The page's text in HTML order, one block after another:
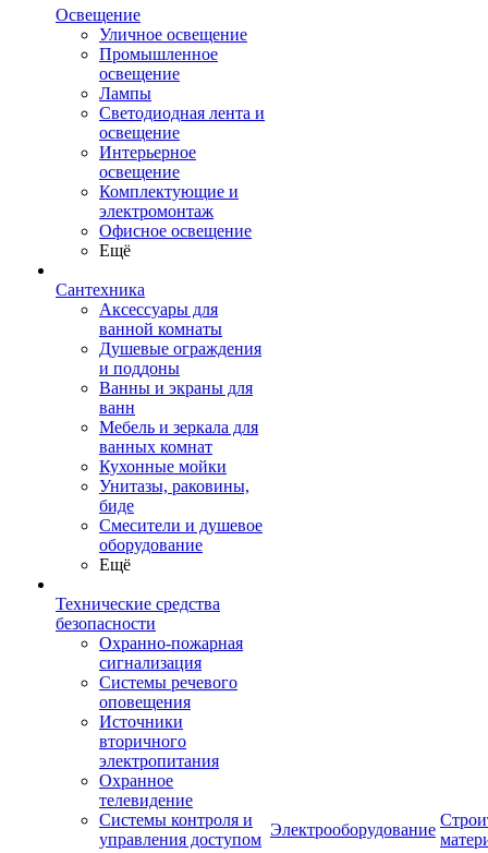
Освещение
Уличное освещение
Промышленное
освещение
Лампы
Светодиодная лента и
освещение
Интерьерное
освещение
Комплектующие и
электромонтаж
Офисное освещение
Ещё
Сантехника
Аксессуары для
ванной комнаты
Душевые ограждения
и поддоны
Ванны и экраны для
ванн
Мебель и зеркала для
ванных комнат
Кухонные мойки
Унитазы, раковины,
биде
Смесители и душевое
оборудование
Ещё
Технические средства
безопасности
Охранно-пожарная
сигнализация
Системы речевого
оповещения
Источники
вторичного
электропитания
Охранное
телевидение
Системы контроля и
управления доступом
Электрооборудование